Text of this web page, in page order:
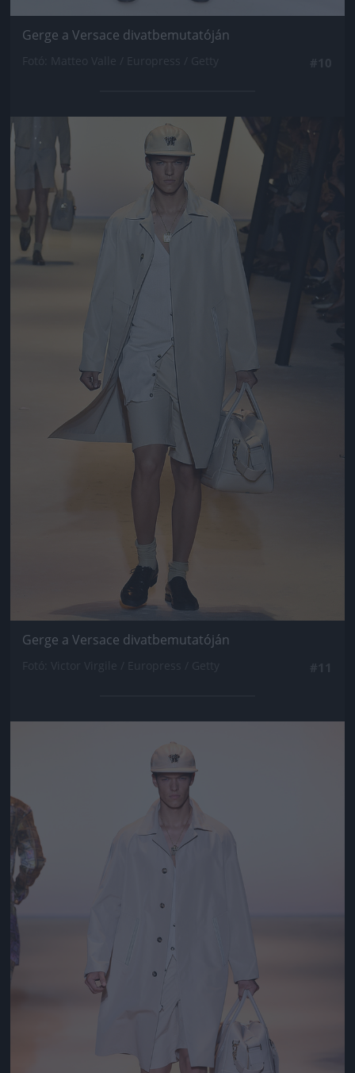
Gerge a Versace divatbemutatóján
Jön még kép!
Gerge a Versace divatbemutatóján
Jön még kép!